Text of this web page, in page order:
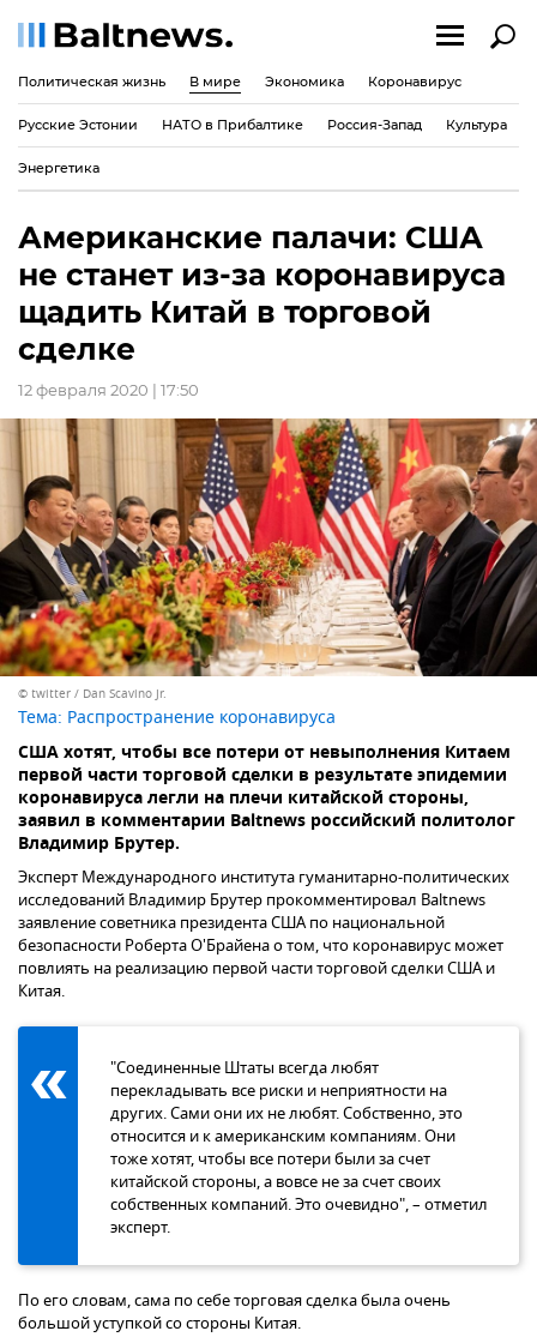
Политическая жизнь В мире Экономика Коронавирус
Русские Эстонии НАТО в Прибалтике Россия-Запад Культура
Энергетика
Американские палачи: США
не станет из-за коронавируса
щадить Китай в торговой
сделке
12 февраля 2020 | 17:50
© twitter / Dan Scavino Jr.
Тема: Распространение коронавируса
США хотят, чтобы все потери от невыполнения Китаем
первой части торговой сделки в результате эпидемии
коронавируса легли на плечи китайской стороны,
заявил в комментарии Baltnews российский политолог
Владимир Брутер.
Эксперт Международного института гуманитарно-политических
исследований Владимир Брутер прокомментировал Baltnews
заявление советника президента США по национальной
безопасности Роберта О'Брайена о том, что коронавирус может
повлиять на реализацию первой части торговой сделки США и
Китая.
"Соединенные Штаты всегда любят
перекладывать все риски и неприятности на
других. Сами они их не любят. Собственно, это
относится и к американским компаниям. Они
тоже хотят, чтобы все потери были за счет
китайской стороны, а вовсе не за счет своих
собственных компаний. Это очевидно", – отметил
эксперт.
По его словам, сама по себе торговая сделка была очень
большой уступкой со стороны Китая.